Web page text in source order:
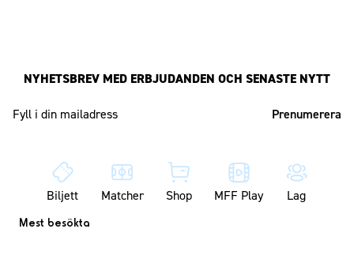
NYHETSBREV MED ERBJUDANDEN OCH SENASTE NYTT
Biljett Matcher Shop MFF Play Lag
Mest besökta